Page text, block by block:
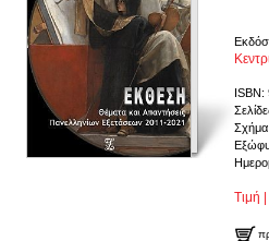
ISBN:
Τιμή